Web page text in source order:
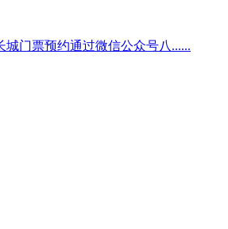
门票预约通过微信公众号八 ......